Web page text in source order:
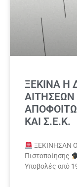
ΞΕΚΙΝΑ Η
ΑΙΤΗΣΕΩΝ
ΚΑΙ Σ.Ε.Κ.
ΞΕΚΙΝΗΣΑΝ
Πιστοποίησης
Υποβολές από